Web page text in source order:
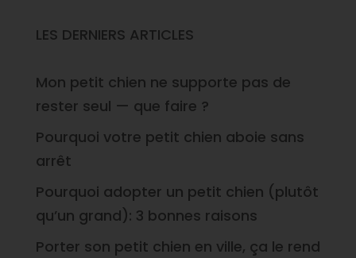
LES DERNIERS ARTICLES
Mon petit chien ne supporte pas de
rester seul — que faire ?
Pourquoi votre petit chien aboie sans
arrêt
Pourquoi adopter un petit chien (plutôt
qu’un grand): 3 bonnes raisons
Porter son petit chien en ville, ça le rend